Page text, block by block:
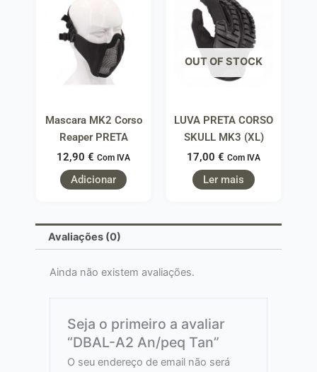
Mascara MK2 Corso
Reaper PRETA
12,90 € Com IVA
Adicionar
OUT OF STOCK
LUVA PRETA CORSO
SKULL MK3 (XL)
17,00 € Com IVA
Ler mais
Avaliações (0)
Ainda não existem avaliações.
Seja o primeiro a avaliar
“DBAL-A2 An/peq Tan”
O seu endereço de email não será